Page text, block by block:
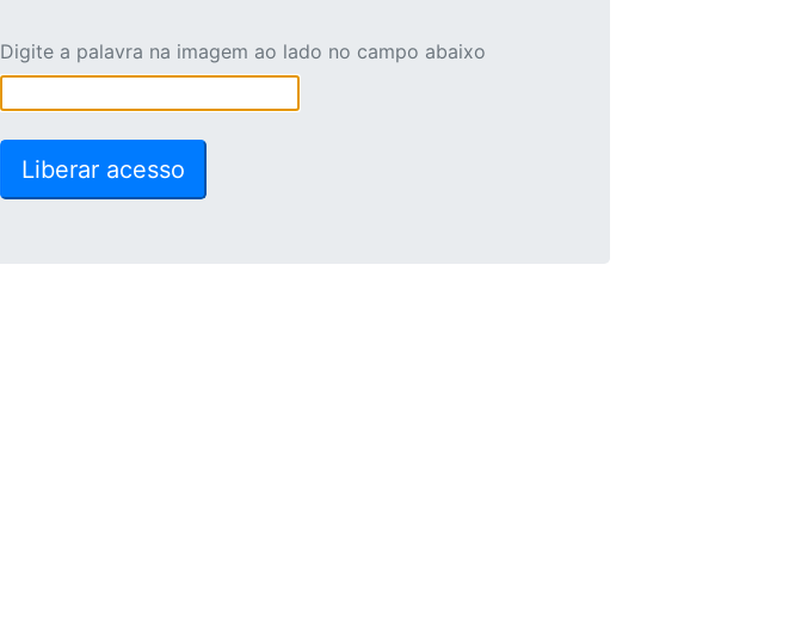
Digite a palavra na imagem ao lado no campo abaixo